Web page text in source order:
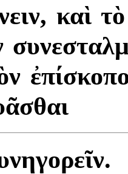
καὶ